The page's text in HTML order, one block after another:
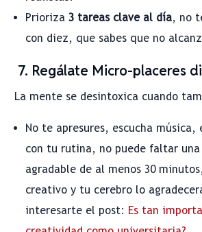
Prioriza3 tareas clave al día, no
con diez, que sabes que no
7. Regálate Micro-placeres
La mente se desintoxica cuando
No te apresures, escucha música,
con tu rutina, no puede faltar
agradable de al menos 30
creativo y tu cerebro lo
interesarte el post: Es tan